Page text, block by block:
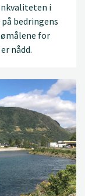
i
bedringens
for
nådd.